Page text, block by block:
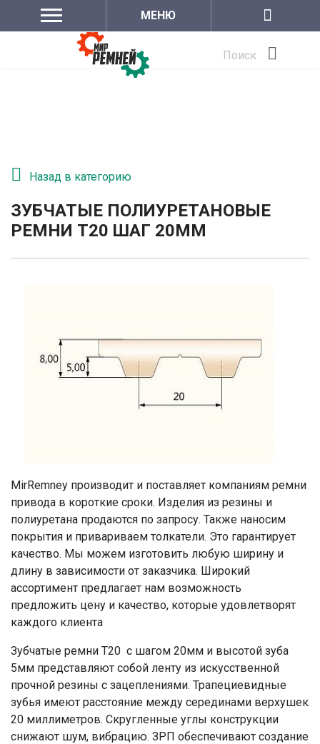
МЕНЮ
Поиск
Назад в категорию
ЗУБЧАТЫЕ ПОЛИУРЕТАНОВЫЕ
РЕМНИ Т20 ШАГ 20ММ
MirRemney производит и поставляет компаниям ремни
привода в короткие сроки. Изделия из резины и
полиуретана продаются по запросу. Также наносим
покрытия и привариваем толкатели. Это гарантирует
качество. Мы можем изготовить любую ширину и
длину в зависимости от заказчика. Широкий
ассортимент предлагает нам возможность
предложить цену и качество, которые удовлетворят
каждого клиента
Зубчатые ремни Т20 с шагом 20мм и высотой зуба
5мм представляют собой ленту из искусственной
прочной резины с зацеплениями. Трапециевидные
зубья имеют расстояние между серединами верхушек
20 миллиметров. Скругленные углы конструкции
снижают шум, вибрацию. ЗРП обеспечивают создание